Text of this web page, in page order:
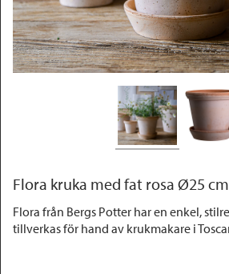
Outlet
Flora kruka med fat rosa Ø25 cm
Flora från Bergs Potter har en enkel,
tillverkas för hand av krukmakare i